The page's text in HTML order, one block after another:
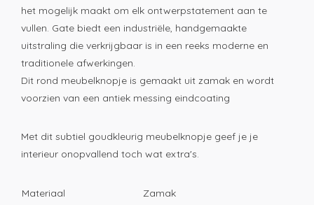
het mogelijk maakt om elk ontwerpstatement aan te
vullen. Gate biedt een industriële, handgemaakte
uitstraling die verkrijgbaar is in een reeks moderne en
traditionele afwerkingen.
Dit rond meubelknopje is gemaakt uit zamak en wordt
voorzien van een antiek messing eindcoating
Met dit subtiel goudkleurig meubelknopje geef je je
interieur onopvallend toch wat extra's.
Materiaal
Zamak